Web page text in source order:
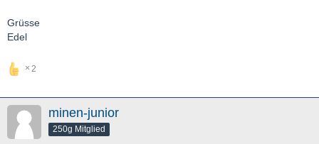
Grüsse
Edel
2
minen-junior
250g Mitglied